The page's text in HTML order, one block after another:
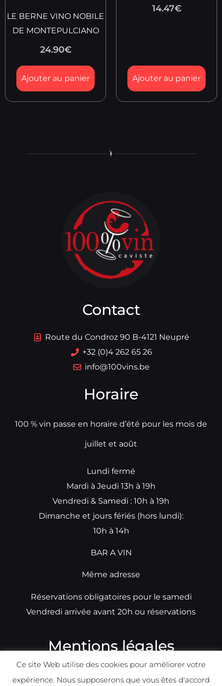
LE BERNE VINO NOBILE
DE MONTEPULCIANO
24.90€
Ajouter au panier
14.47€
Ajouter au panier
Contact
Route du Condroz 90 B-4121 Neupré
+32 (0)4 262 65 26
info@100vins.be
Horaire
100 % vin passe en horaire d’été pour les mois de
juillet et août
Lundi fermé
Mardi à Jeudi 13h à 19h
Vendredi & Samedi : 10h à 19h
Dimanche et jours fériés (hors lundi):
10h à 14h
BAR A VIN
Même adresse
Réservations obligatoires pour le samedi
Vendredi arrivée avant 20h ou réservations
Mentions légales
Ce site Web utilise des cookies pour améliorer votre
expérience. Nous supposerons que vous êtes d'accord